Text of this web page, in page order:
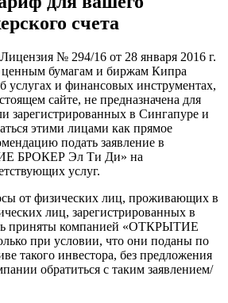
счета
№ 294/16 от 28 января 2016 г.
бумагам и биржам Кипра
услугах и финансовых инструментах,
сайте, не предназначена для
в Сингапуре и
этими лицами как прямое
подать заявление в
БРОКЕР Эл Ти Ди» на
услуг.
от физических лиц, проживающих в
лиц, зарегистрированных в
приняты компанией «ОТКРЫТИЕ
при условии, что они поданы по
такого инвестора, без предложения
обратиться с таким заявлением/